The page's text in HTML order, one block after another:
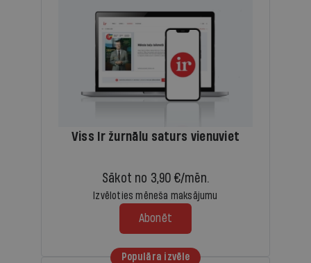
Viss Ir žurnālu saturs vienuviet
Sākot no 3,90 €/mēn.
Izvēloties mēneša maksājumu
Abonēt
Populāra izvēle